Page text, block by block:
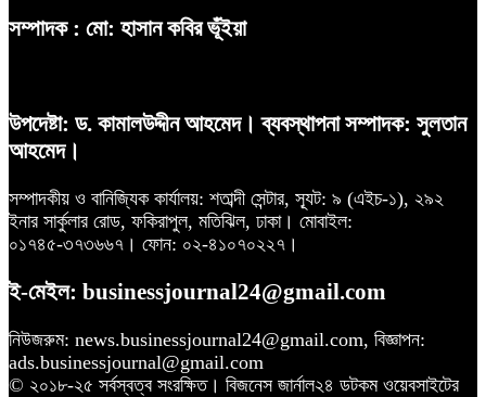
সম্পাদক : মো: হাসান কবির ভূঁইয়া
উপদেষ্টা: ড. কামালউদ্দীন আহমেদ। ব্যবস্থাপনা সম্পাদক: সুলতান
আহমেদ।
সম্পাদকীয় ও বানিজ্যিক কার্যালয়: শতাব্দী সেন্টার, স্যূট: ৯ (এইচ-১), ২৯২
ইনার সার্কুলার রোড, ফকিরাপুল, মতিঝিল, ঢাকা। মোবাইল:
০১৭৪৫-৩৭৩৬৬৭। ফোন: ০২-৪১০৭০২২৭।
ই-মেইল: businessjournal24@gmail.com
নিউজরুম: news.businessjournal24@gmail.com, বিজ্ঞাপন:
ads.businessjournal@gmail.com
© ২০১৮-২৫ সর্বস্বত্ব সংরক্ষিত। বিজনেস জার্নাল২৪ ডটকম ওয়েবসাইটের